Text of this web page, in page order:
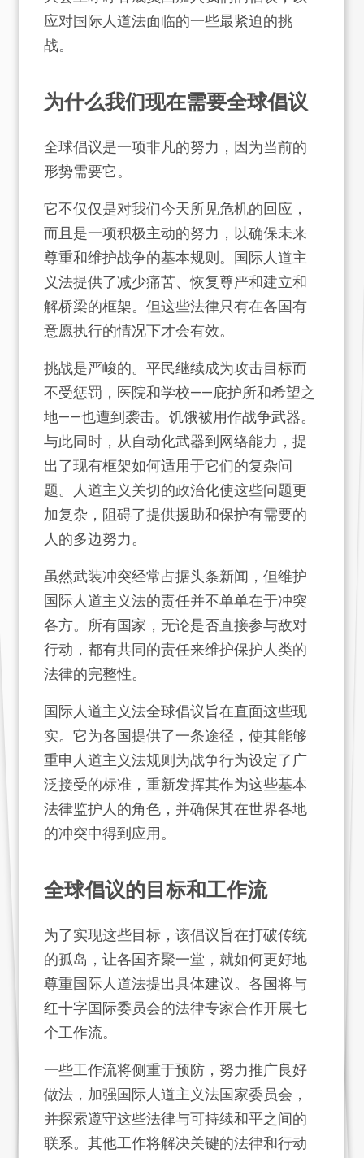
应对国际人道法面临的一些最紧迫的挑
战。
为什么我们现在需要全球倡议
全球倡议是一项非凡的努力，因为当前的
形势需要它。
它不仅仅是对我们今天所见危机的回应，
而且是一项积极主动的努力，以确保未来
尊重和维护战争的基本规则。国际人道主
义法提供了减少痛苦、恢复尊严和建立和
解桥梁的框架。但这些法律只有在各国有
意愿执行的情况下才会有效。
挑战是严峻的。平民继续成为攻击目标而
不受惩罚，医院和学校——庇护所和希望之
地——也遭到袭击。饥饿被用作战争武器。
与此同时，从自动化武器到网络能力，提
出了现有框架如何适用于它们的复杂问
题。人道主义关切的政治化使这些问题更
加复杂，阻碍了提供援助和保护有需要的
人的多边努力。
虽然武装冲突经常占据头条新闻，但维护
国际人道主义法的责任并不单单在于冲突
各方。所有国家，无论是否直接参与敌对
行动，都有共同的责任来维护保护人类的
法律的完整性。
国际人道主义法全球倡议旨在直面这些现
实。它为各国提供了一条途径，使其能够
重申人道主义法规则为战争行为设定了广
泛接受的标准，重新发挥其作为这些基本
法律监护人的角色，并确保其在世界各地
的冲突中得到应用。
全球倡议的目标和工作流
为了实现这些目标，该倡议旨在打破传统
的孤岛，让各国齐聚一堂，就如何更好地
尊重国际人道法提出具体建议。各国将与
红十字国际委员会的法律专家合作开展七
个工作流。
一些工作流将侧重于预防，努力推广良好
做法，加强国际人道主义法国家委员会，
并探索遵守这些法律与可持续和平之间的
联系。其他工作将解决关键的法律和行动